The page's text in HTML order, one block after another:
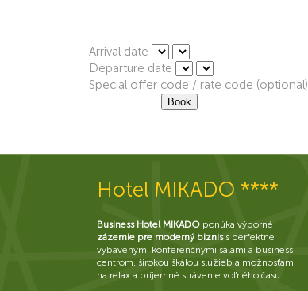
Arrival date
Departure date
Special offer code / rate code (optional)
Hotel MIKADO ****
Business Hotel MIKADO ponúka výborné
zázemie pre moderný bizniss perfektne
vybavenými konferenčnými sálami a business
centrom, širokou škálou služieb a možnosťami
na relax a príjemné strávenie voľného času.